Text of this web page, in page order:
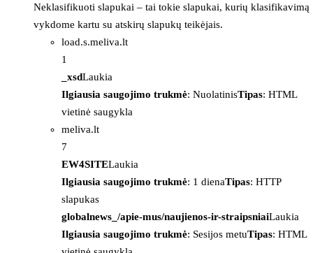
Neklasifikuoti slapukai – tai tokie slapukai, kurių klasifikavimą
vykdome kartu su atskirų slapukų teikėjais.
load.s.meliva.lt
1
_xsdLaukia
Ilgiausia saugojimo trukmė: NuolatinisTipas: HTML
vietinė saugykla
meliva.lt
7
EW4SITELaukia
Ilgiausia saugojimo trukmė: 1 dienaTipas: HTTP
slapukas
globalnews_/apie-mus/naujienos-ir-straipsniaiLaukia
Ilgiausia saugojimo trukmė: Sesijos metuTipas: HTML